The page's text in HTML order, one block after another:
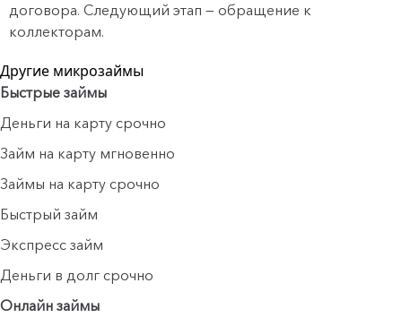
договора. Следующий этап — обращение к
коллекторам.
Другие микрозаймы
Быстрые займы
Деньги на карту срочно
Займ на карту мгновенно
Займы на карту срочно
Быстрый займ
Экспресс займ
Деньги в долг срочно
Онлайн займы